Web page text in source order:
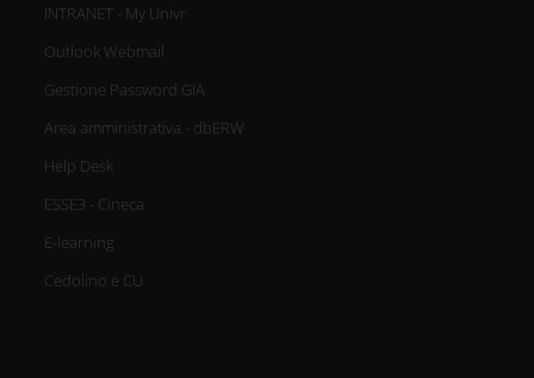
INTRANET - My Univr
Outlook Webmail
Gestione Password GIA
Area amministrativa - dbERW
Help Desk
ESSE3 - Cineca
E-learning
Cedolino e CU